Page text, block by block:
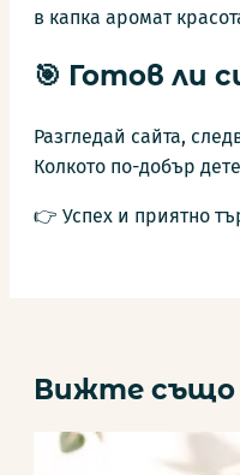
в капка аромат
🎯 Готов ли
Разгледай сайта,
Колкото по-добър
👉 Успех и приятно
Вижте също